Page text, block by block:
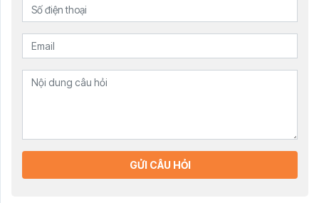
GỬI CÂU HỎI